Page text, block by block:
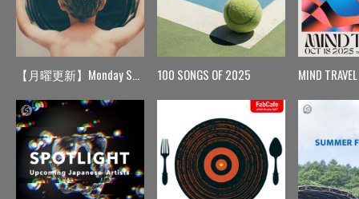
【月曜更新】Monday Spin 100 SONGS OF 2025 MIND TRAVEL